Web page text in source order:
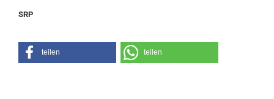
SRP
teilen teilen